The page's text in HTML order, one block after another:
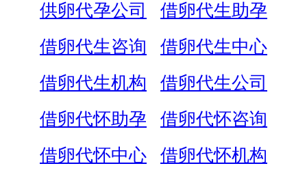
供卵代孕公司
借卵代生助孕
借卵代生咨询
借卵代生中心
借卵代生机构
借卵代生公司
借卵代怀助孕
借卵代怀咨询
借卵代怀中心
借卵代怀机构